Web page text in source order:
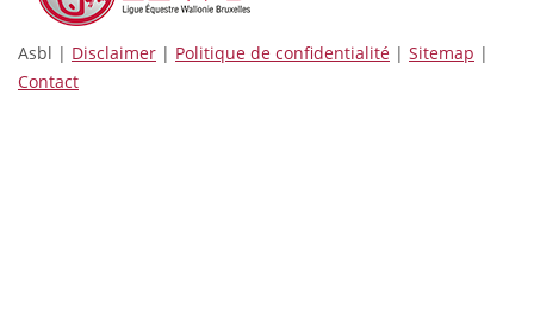
Asbl | Disclaimer | Politique de confidentialité | Sitemap |
Contact